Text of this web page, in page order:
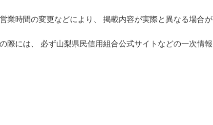
業時間の変更などにより、 掲載内容が実際と異なる場合が
際には、 必ず山梨県民信用組合公式サイトなどの一次情報